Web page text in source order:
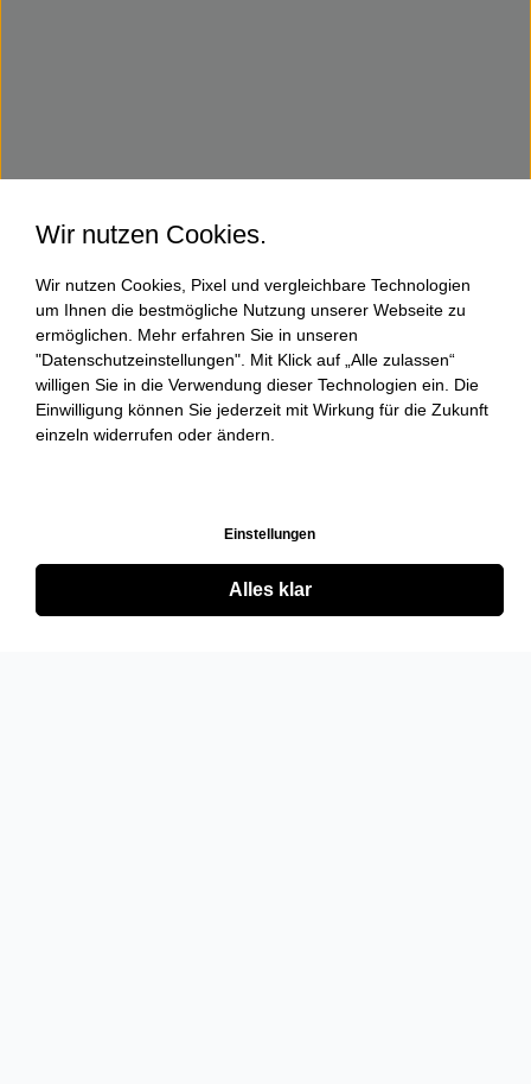
Wir nutzen Cookies.
Wir nutzen Cookies, Pixel und vergleichbare Technologien
um Ihnen die bestmögliche Nutzung unserer Webseite zu
ermöglichen. Mehr erfahren Sie in unseren
"Datenschutzeinstellungen". Mit Klick auf „Alle zulassen“
willigen Sie in die Verwendung dieser Technologien ein. Die
Einwilligung können Sie jederzeit mit Wirkung für die Zukunft
einzeln widerrufen oder ändern.
Einstellungen
Alles klar